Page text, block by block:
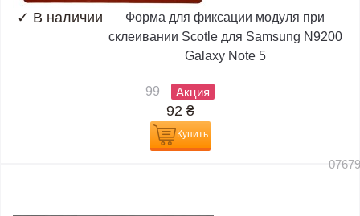
✓ В наличии
Форма для фиксации модуля при
склеивании Scotle для Samsung N9200
Galaxy Note 5
99 Акция
92 ₴
Купить